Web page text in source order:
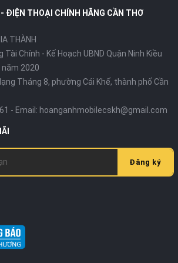
ĐIỆN THOẠI CHÍNH HÃNG CẦN THƠ
THÀNH
Chính - Kế Hoạch UBND Quận Ninh Kiều
2020
Tháng 8, phường Cái Khế, thành phố Cần
- Email: hoanganhmobilecskh@gmail.com
Đăng ký